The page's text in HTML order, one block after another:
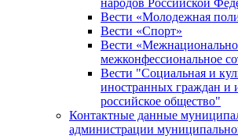
народов Российской
Вести «Молодежная
Вести «Спорт»
Вести
межконфессиональное
Вести "Социальная и
иностранных граждан и
российское общество"
Контактные данные
администрации